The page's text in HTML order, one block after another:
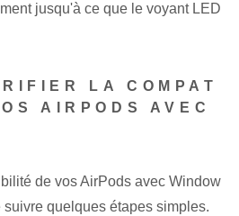
jusqu'à ce que le voyant LED
LA COMPAT
AIRPODS AVEC
de vos AirPods avec Window
quelques étapes simples.